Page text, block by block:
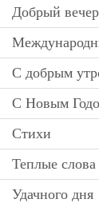
Добрый
С добрым
С Новым
Стихи
Теплые слова
Удачного дня